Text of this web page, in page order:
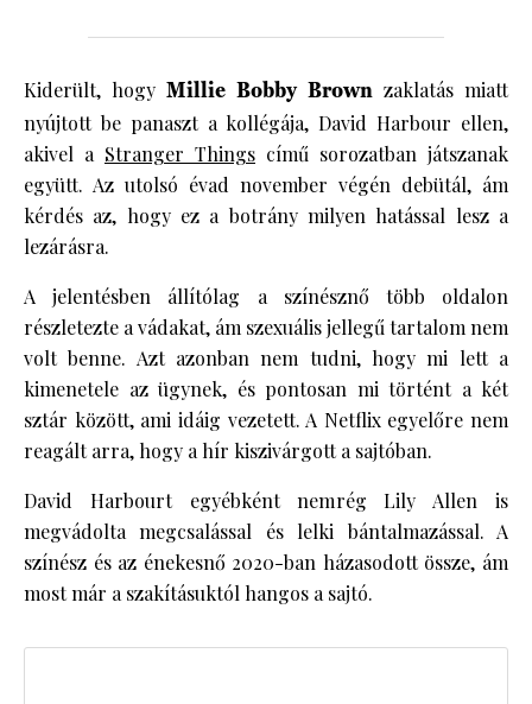
Kiderült, hogy Millie Bobby Brown zaklatás miatt
nyújtott be panaszt a kollégája, David Harbour ellen,
akivel a Stranger Things című sorozatban játszanak
együtt. Az utolsó évad november végén debütál, ám
kérdés az, hogy ez a botrány milyen hatással lesz a
lezárásra.
A jelentésben állítólag a színésznő több oldalon
részletezte a vádakat, ám szexuális jellegű tartalom nem
volt benne. Azt azonban nem tudni, hogy mi lett a
kimenetele az ügynek, és pontosan mi történt a két
sztár között, ami idáig vezetett. A Netflix egyelőre nem
reagált arra, hogy a hír kiszivárgott a sajtóban.
David Harbourt egyébként nemrég Lily Allen is
megvádolta megcsalással és lelki bántalmazással. A
színész és az énekesnő 2020-ban házasodott össze, ám
most már a szakításuktól hangos a sajtó.